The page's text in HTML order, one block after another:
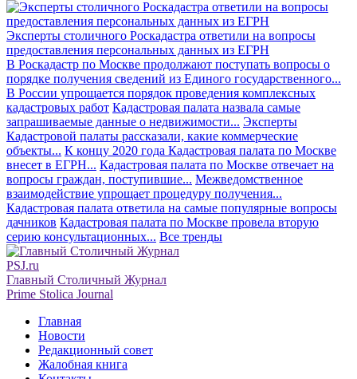
Эксперты столичного Роскадастра ответили на вопросы
предоставления персональных данных из ЕГРН
В Роскадастр по Москве продолжают поступать вопросы о
порядке получения сведений из Единого государственного...
В России упрощается порядок проведения комплексных
кадастровых работ Кадастровая палата назвала самые
запрашиваемые данные о недвижимости... Эксперты
Кадастровой палаты рассказали, какие коммерческие
объекты... К концу 2020 года Кадастровая палата по Москве
внесет в ЕГРН... Кадастровая палата по Москве отвечает на
вопросы граждан, поступившие... Межведомственное
взаимодействие упрощает процедуру получения...
Кадастровая палата ответила на самые популярные вопросы
дачников Кадастровая палата по Москве провела вторую
серию консультационных... Все тренды
PSJ.ru
Главный Столичный Журнал
Prime Stolica Journal
Главная
Новости
Редакционный совет
Жалобная книга